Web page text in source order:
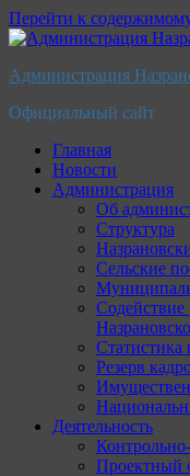
Перейти к
Администрация
Официальный сайт
Главная
Новости
Администрация
Об
Структура
Сельские
Статистика
Резерв
Деятельность
Проектный